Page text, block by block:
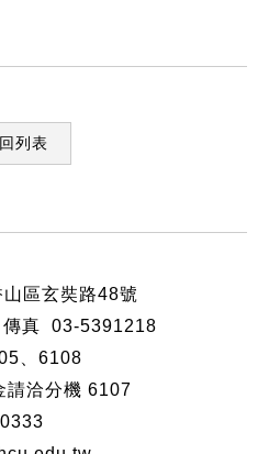
回列表
區玄奘路48號
真 03-5391218
6108
請洽分機 6107